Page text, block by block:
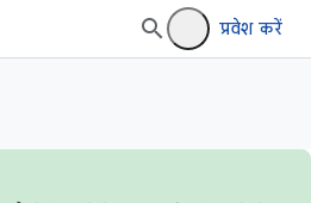
प्रवेश करें